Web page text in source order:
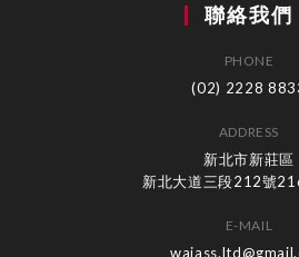
聯絡我們
PHONE
(02) 2228
ADDRESS
新北市新莊區
新北大道三段212號
E-MAIL